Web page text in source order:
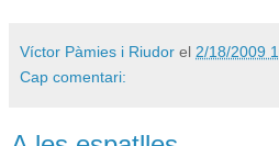
Víctor Pàmies i Riudor el 2/18/2009
Cap comentari: